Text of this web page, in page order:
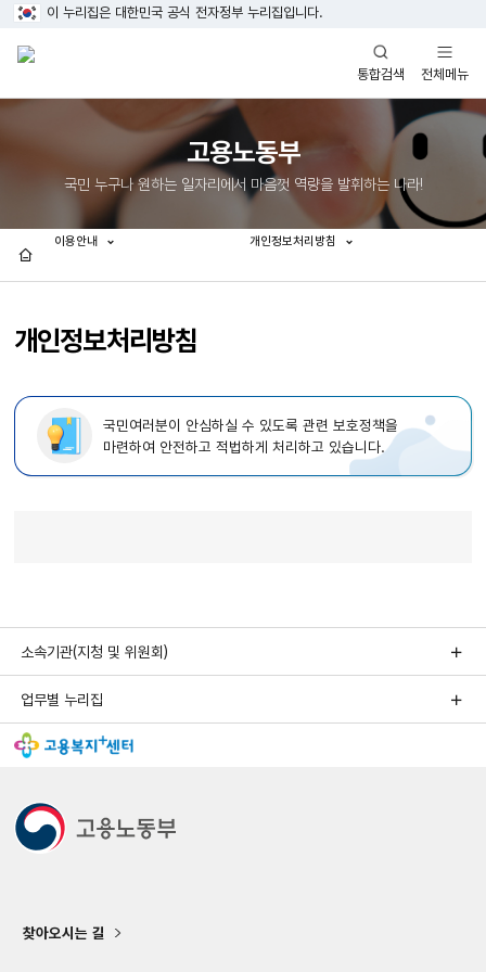
이 누리집은 대한민국 공식 전자정부 누리집입니다.
통합검색
열기
전체메뉴
열기
고용노동부
국민 누구나 원하는 일자리에서 마음껏 역량을 발휘하는 나라!
개인정보처리방침
이용안내 개인정보처리방침
국민여러분이 안심하실 수 있도록 관련 보호정책을
마련하여 안전하고 적법하게 처리하고 있습니다.
소속기관(지청 및 위원회)
업무별 누리집
찾아오시는 길